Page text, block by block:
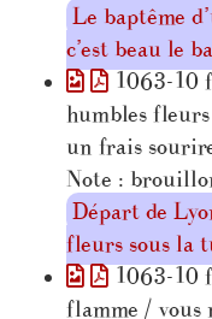
Le baptême
c’est beau le
1063-10
humbles
un frais
Note :
Départ de
fleurs sous la
1063-10
flamme /